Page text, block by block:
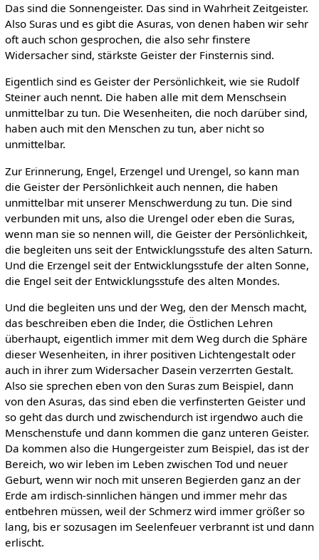
Das sind die Sonnengeister. Das sind in Wahrheit Zeitgeister.
Also Suras und es gibt die Asuras, von denen haben wir sehr
oft auch schon gesprochen, die also sehr finstere
Widersacher sind, stärkste Geister der Finsternis sind.
Eigentlich sind es Geister der Persönlichkeit, wie sie Rudolf
Steiner auch nennt. Die haben alle mit dem Menschsein
unmittelbar zu tun. Die Wesenheiten, die noch darüber sind,
haben auch mit den Menschen zu tun, aber nicht so
unmittelbar.
Zur Erinnerung, Engel, Erzengel und Urengel, so kann man
die Geister der Persönlichkeit auch nennen, die haben
unmittelbar mit unserer Menschwerdung zu tun. Die sind
verbunden mit uns, also die Urengel oder eben die Suras,
wenn man sie so nennen will, die Geister der Persönlichkeit,
die begleiten uns seit der Entwicklungsstufe des alten Saturn.
Und die Erzengel seit der Entwicklungsstufe der alten Sonne,
die Engel seit der Entwicklungsstufe des alten Mondes.
Und die begleiten uns und der Weg, den der Mensch macht,
das beschreiben eben die Inder, die Östlichen Lehren
überhaupt, eigentlich immer mit dem Weg durch die Sphäre
dieser Wesenheiten, in ihrer positiven Lichtengestalt oder
auch in ihrer zum Widersacher Dasein verzerrten Gestalt.
Also sie sprechen eben von den Suras zum Beispiel, dann
von den Asuras, das sind eben die verfinsterten Geister und
so geht das durch und zwischendurch ist irgendwo auch die
Menschenstufe und dann kommen die ganz unteren Geister.
Da kommen also die Hungergeister zum Beispiel, das ist der
Bereich, wo wir leben im Leben zwischen Tod und neuer
Geburt, wenn wir noch mit unseren Begierden ganz an der
Erde am irdisch-sinnlichen hängen und immer mehr das
entbehren müssen, weil der Schmerz wird immer größer so
lang, bis er sozusagen im Seelenfeuer verbrannt ist und dann
erlischt.